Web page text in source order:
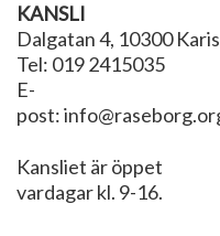
KANSLI
Dalgatan 4, 10300 Karis
Tel: 019 2415035
E-
post:
Kansliet är öppet
vardagar kl. 9-16.